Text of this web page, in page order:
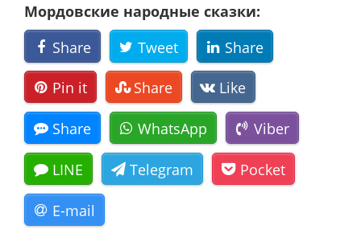
Мордовские народные сказки:
Share
Tweet Share
Pin it Share Like
Share WhatsApp Viber
LINE Telegram Pocket
E-mail